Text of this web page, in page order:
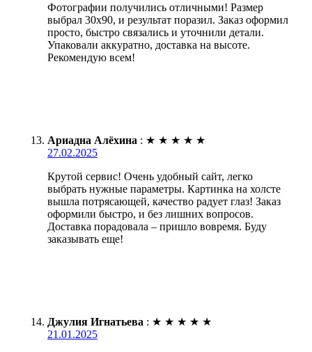
Фотографии получились отличными! Размер
выбрал 30х90, и результат поразил. Заказ оформил
просто, быстро связались и уточнили детали.
Упаковали аккуратно, доставка на высоте.
Рекомендую всем!
Ариадна Алёхина : ★ ★ ★ ★ ★
27.02.2025
Крутой сервис! Очень удобный сайт, легко
выбрать нужные параметры. Картинка на холсте
вышла потрясающей, качество радует глаз! Заказ
оформили быстро, и без лишних вопросов.
Доставка порадовала – пришло вовремя. Буду
заказывать еще!
Джулия Игнатьева : ★ ★ ★ ★ ★
21.01.2025